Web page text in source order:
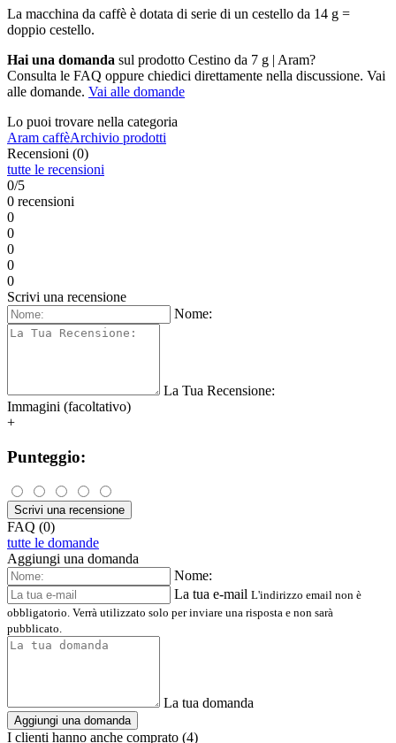
La macchina da caffè è dotata di serie di un cestello da 14 g =
doppio cestello.
Hai una domanda sul prodotto Cestino da 7 g | Aram?
Consulta le FAQ oppure chiedici direttamente nella discussione. Vai
alle domande. Vai alle domande
Lo puoi trovare nella categoria
Aram caffèArchivio prodotti
Recensioni (0)
tutte le recensioni
0/5
0 recensioni
0
0
0
0
0
Scrivi una recensione
Nome:
La Tua Recensione:
Immagini (facoltativo)
+
Punteggio:
Scrivi una recensione
FAQ (0)
tutte le domande
Aggiungi una domanda
Nome:
La tua e-mail L'indirizzo email non è
obbligatorio. Verrà utilizzato solo per inviare una risposta e non sarà
pubblicato.
La tua domanda
Aggiungi una domanda
I clienti hanno anche comprato (4)